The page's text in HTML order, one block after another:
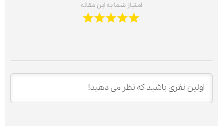
امتیاز شما به این مقاله